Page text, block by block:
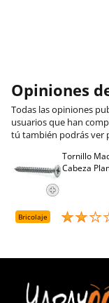
Opiniones
Todas las opiniones
usuarios que han
tú también podrás ver
Tornillo
Cabeza
Bricolaje